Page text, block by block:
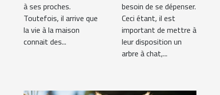
à ses proches.
Toutefois, il arrive que
la vie à la maison
connait des...
besoin de se dépenser.
Ceci étant, il est
important de mettre à
leur disposition un
arbre à chat,...